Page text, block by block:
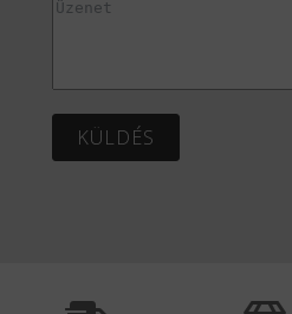
KÜLDÉS